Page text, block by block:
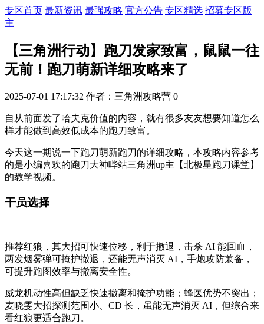
专区首页 最新资讯 最强攻略 官方公告 专区精选 招募专区版
主
【三角洲行动】跑刀发家致富，鼠鼠一往
无前！跑刀萌新详细攻略来了
2025-07-01 17:17:32 作者：三角洲攻略营 0
自从前面发了哈夫克价值的内容，就有很多友友想要知道怎么
样才能做到高效低成本的跑刀致富。
今天这一期说一下跑刀萌新跑刀的详细攻略，本攻略内容参考
的是小编喜欢的跑刀大神哔站三角洲up主【北极星跑刀课堂】
的教学视频。
干员选择
推荐红狼，其大招可快速位移，利于撤退，击杀 AI 能回血 ，
两发烟雾弹可掩护撤退，还能无声消灭 AI，手炮攻防兼备，
可提升跑图效率与撤离安全性。
威龙机动性高但缺乏快速撤离和掩护功能；蜂医优势不突出；
麦晓雯大招探测范围小、CD 长，虽能无声消灭 AI，但综合来
看红狼更适合跑刀。